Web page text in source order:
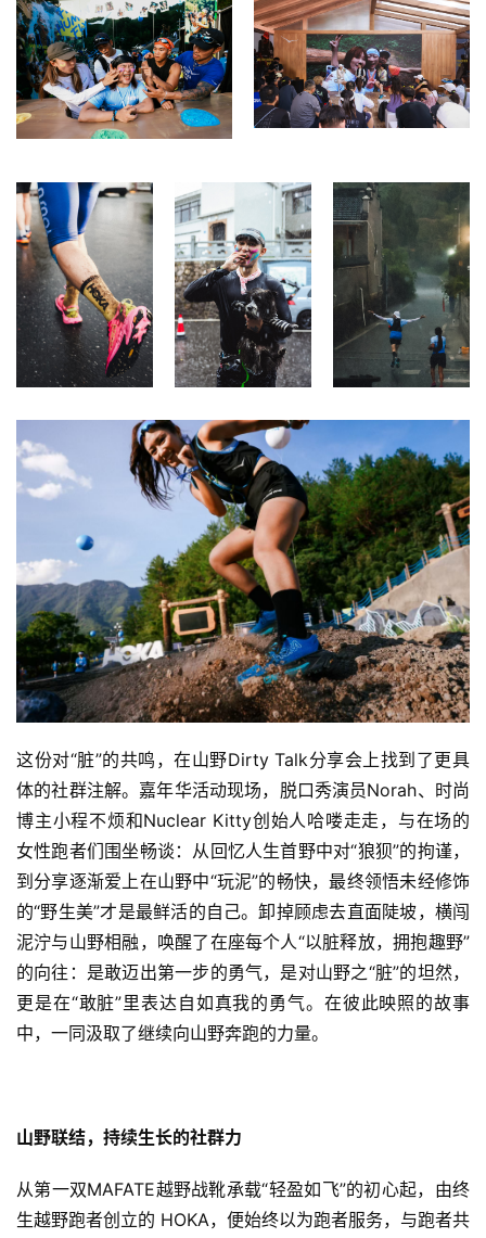
这份对“脏”的共鸣，在山野Dirty Talk分享会上找到了更具
体的社群注解。嘉年华活动现场，脱口秀演员Norah、时尚
博主小程不烦和Nuclear Kitty创始人哈喽走走，与在场的
女性跑者们围坐畅谈：从回忆人生首野中对“狼狈”的拘谨，
到分享逐渐爱上在山野中“玩泥”的畅快，最终领悟未经修饰
的“野生美”才是最鲜活的自己。卸掉顾虑去直面陡坡，横闯
泥泞与山野相融，唤醒了在座每个人“以脏释放，拥抱趣野”
的向往：是敢迈出第一步的勇气，是对山野之“脏”的坦然，
更是在“敢脏”里表达自如真我的勇气。在彼此映照的故事
中，一同汲取了继续向山野奔跑的力量。
山野联结，持续生长的社群力
从第一双MAFATE越野战靴承载“轻盈如飞”的初心起，由终
生越野跑者创立的 HOKA，便始终以为跑者服务，与跑者共